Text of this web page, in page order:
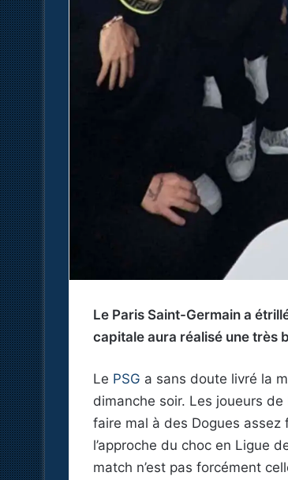
Le Paris Saint-Germain a
capitale aura réalisé une très
Le PSG a sans doute livré la
dimanche soir. Les joueurs
faire mal à des Dogues
l’approche du choc en Ligue
match n’est pas forcément